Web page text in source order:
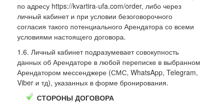
по адресу https://kvartira-ufa.com/order, либо через
личный кабинет и при условии безоговорочного
согласия такого потенциального Арендатора со всеми
условиями настоящего договора.
1.6. Личный кабинет подразумевает совокупность
данных об Арендаторе в любой переписке в выбранном
Арендатором мессенджере (СМС, WhatsApp, Telegram,
Viber и тд), указанных в форме бронирования.
СТОРОНЫ ДОГОВОРА